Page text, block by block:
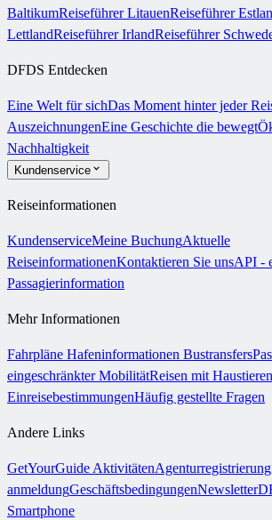
BaltikumReiseführer LitauenReiseführer
LettlandReiseführer IrlandReiseführer
DFDS Entdecken
Eine Welt für sichDas Moment hinter jeder
AuszeichnungenEine Geschichte die bewegt
Nachhaltigkeit
Kundenservice
Reiseinformationen
KundenserviceMeine BuchungAktuelle
ReiseinformationenKontaktieren Sie unsAPI -
Passagierinformation
Mehr Informationen
Fahrpläne Hafeninformationen Bustransfers
eingeschränkter MobilitätReisen mit Haustieren
EinreisebestimmungenHäufig gestellte Fragen
Andere Links
GetYourGuide Aktivitäten
anmeldungGeschäftsbedingungenNewsletter
Smartphone